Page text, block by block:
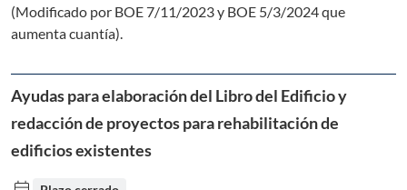
(Modificado por BOE 7/11/2023 y BOE 5/3/2024 que
aumenta cuantía).
Ayudas para elaboración del Libro del Edificio y
redacción de proyectos para rehabilitación de
edificios existentes